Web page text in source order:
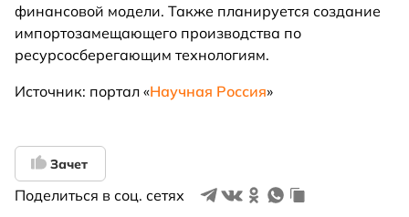
финансовой модели. Также планируется создание
импортозамещающего производства по
ресурсосберегающим технологиям.
Источник: портал «Научная Россия»
Зачет
Поделиться в соц. сетях